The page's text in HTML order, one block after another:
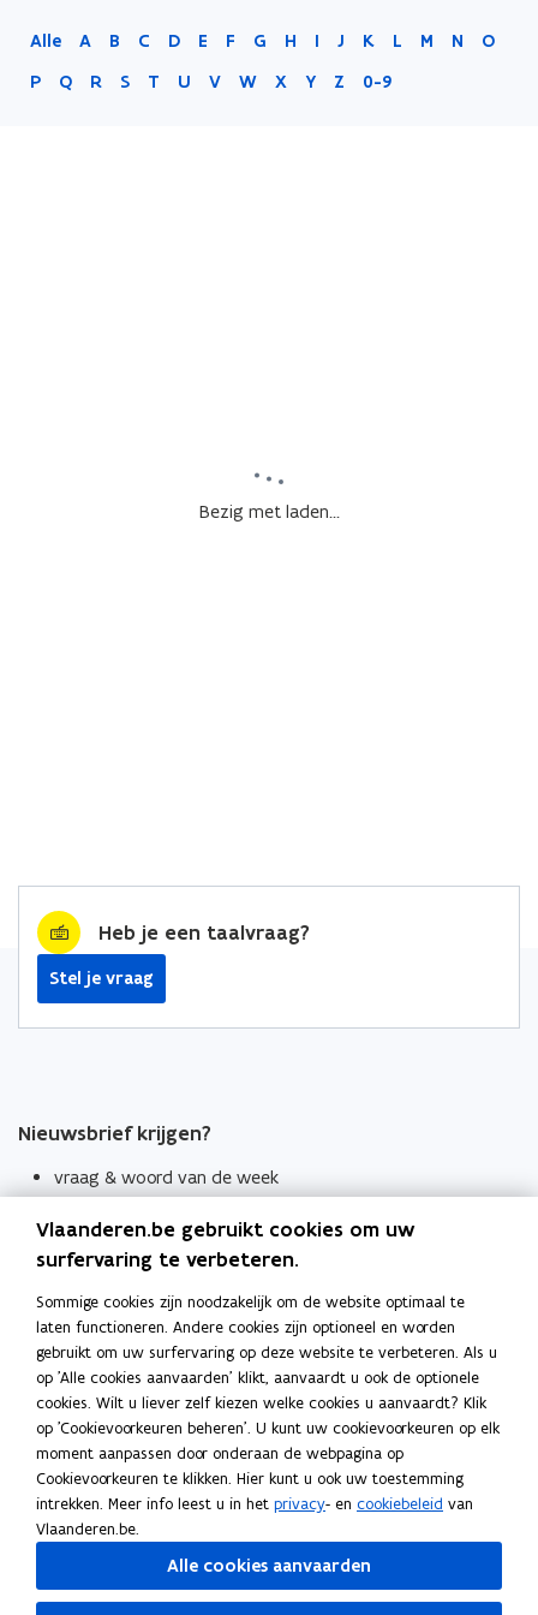
Alle A B C D E F G H I J K L M N
O
P
Q R S T U V W X Y Z 0-9
Bezig met laden...
Heb je een taalvraag?
Stel je vraag
Nieuwsbrief krijgen?
vraag & woord van de week
Schrijf je in
Thema's
Taaladviezen
Spellingregels
Tips voor duidelijke taal
Bekijk ook
Spellingtests
Boek- en webwijzer
Vlaanderen.be gebruikt cookies om uw
surfervaring te verbeteren.
Sommige cookies zijn noodzakelijk om de website optimaal te
laten functioneren. Andere cookies zijn optioneel en worden
gebruikt om uw surfervaring op deze website te verbeteren. Als u
op 'Alle cookies aanvaarden' klikt, aanvaardt u ook de optionele
cookies. Wilt u liever zelf kiezen welke cookies u aanvaardt? Klik
op 'Cookievoorkeuren beheren'. U kunt uw cookievoorkeuren op elk
moment aanpassen door onderaan de webpagina op
Cookievoorkeuren te klikken. Hier kunt u ook uw toestemming
intrekken. Meer info leest u in het privacy- en cookiebeleid van
Vlaanderen.be.
Alle cookies aanvaarden